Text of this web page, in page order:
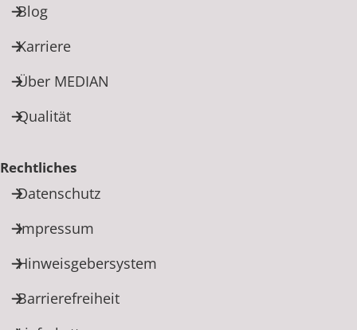
Blog
Karriere
Über MEDIAN
Qualität
Rechtliches
Datenschutz
Impressum
Hinweisgebersystem
Barrierefreiheit